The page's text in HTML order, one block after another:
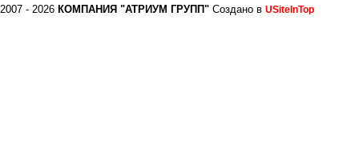
2007 - 2026 КОМПАНИЯ "АТРИУМ ГРУПП" Создано в USiteInTop